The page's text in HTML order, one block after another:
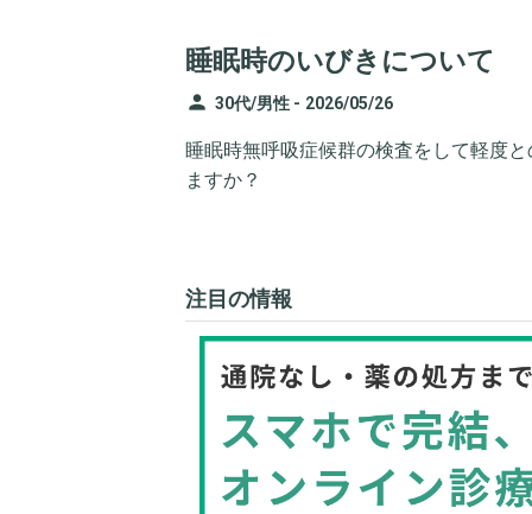
睡眠時のいびきについて
person 30代/男性 - 2026/05/26
睡眠時無呼吸症候群の検査をして軽度
ますか？
注目の情報